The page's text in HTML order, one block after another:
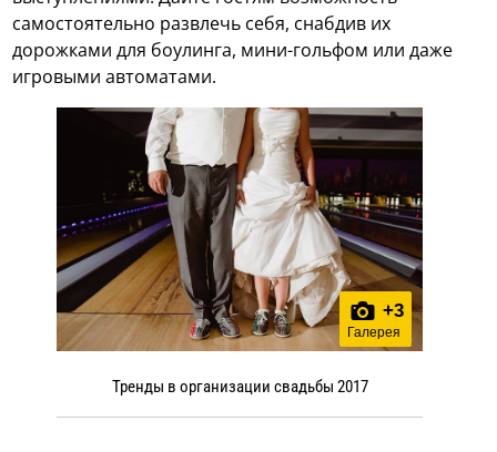
самостоятельно развлечь себя, снабдив их
дорожками для боулинга, мини-гольфом или даже
игровыми автоматами.
+3
Галерея
Тренды в организации свадьбы 2017